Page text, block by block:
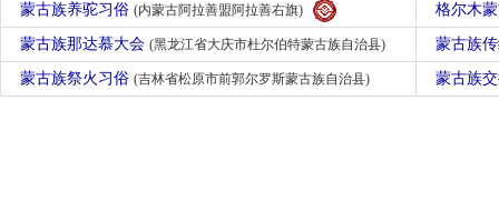
蒙古族养驼习俗 (内蒙古阿拉善盟阿拉善右旗) 格尔木
蒙古族那达慕大会 (黑龙江省大庆市杜尔伯特蒙古族自治县) 蒙古族
蒙古族祭火习俗 (吉林省松原市前郭尔罗斯蒙古族自治县) 蒙古族